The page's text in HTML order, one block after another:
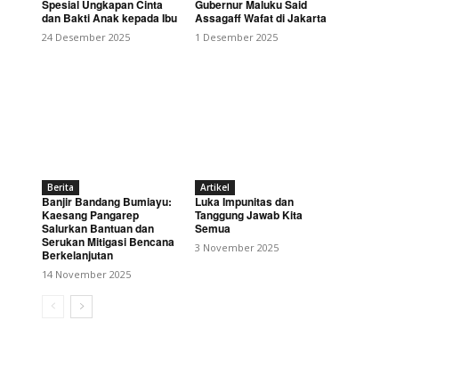
Spesial Ungkapan Cinta
dan Bakti Anak kepada Ibu
24 Desember 2025
Gubernur Maluku Said
Assagaff Wafat di Jakarta
1 Desember 2025
Berita
Banjir Bandang Bumiayu:
Kaesang Pangarep
Salurkan Bantuan dan
Serukan Mitigasi Bencana
Berkelanjutan
14 November 2025
Artikel
Luka Impunitas dan
Tanggung Jawab Kita
Semua
3 November 2025